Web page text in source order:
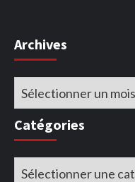
Archives
Archives
Catégories
Catégories